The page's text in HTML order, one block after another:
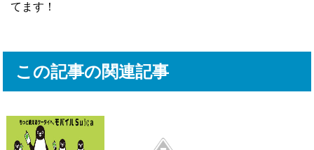
てます！
この記事の関連記事